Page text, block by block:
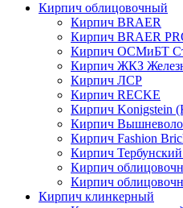
Кирпич облицовочный
Кирпич BRAER
Кирпич BRAER
Кирпич ОСМиБТ
Кирпич ЖКЗ
Кирпич ЛСР
Кирпич RECKE
Кирпич Konigstein
Кирпич
Кирпич Fashion
Кирпич
Кирпич
Кирпич
Кирпич клинкерный